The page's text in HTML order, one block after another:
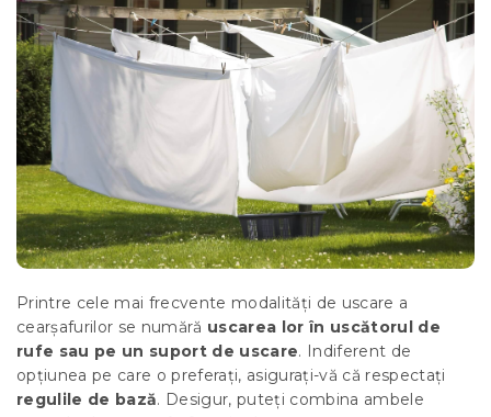
Printre cele mai frecvente modalități de uscare a
cearșafurilor se numără uscarea lor în uscătorul de
rufe sau pe un suport de uscare. Indiferent de
opțiunea pe care o preferați, asigurați-vă că respectați
regulile de bază. Desigur, puteți combina ambele